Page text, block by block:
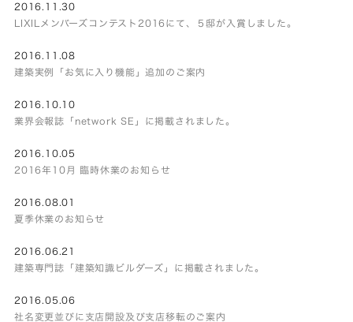
2016.11.30
LIXILメンバーズコンテスト2016にて、５邸が入賞しました。
2016.11.08
建築実例「お気に入り機能」追加のご案内
2016.10.10
業界会報誌「network SE」に掲載されました。
2016.10.05
2016年10月 臨時休業のお知らせ
2016.08.01
夏季休業のお知らせ
2016.06.21
建築専門誌「建築知識ビルダーズ」に掲載されました。
2016.05.06
社名変更並びに支店開設及び支店移転のご案内